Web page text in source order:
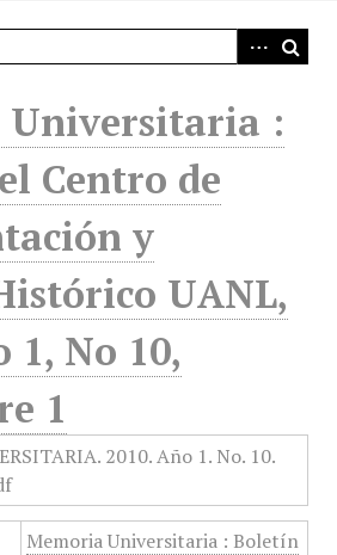
Universitaria :
Centro de
y
UANL,
1, No 10,
1
Memoria Universitaria : Boletín